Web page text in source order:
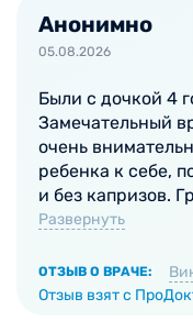
Поводами для
врачу служат
грудной
грудь или
ребенок не
ребенок
нарушено
слизистые
Анонимно
05.08.2026
Были с дочкой 4
Замечательный
очень
ребенка к себе,
и без капризов.
Развернуть
ОТЗЫВ О ВРАЧЕ:
Отзыв взят с